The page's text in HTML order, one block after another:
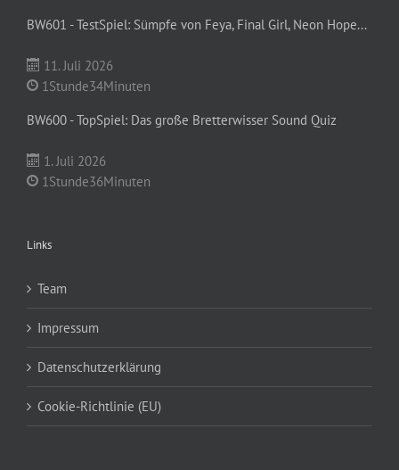
BW601 - TestSpiel: Sümpfe von Feya, Final Girl, Neon Hope...
11. Juli 2026
1Stunde34Minuten
BW600 - TopSpiel: Das große Bretterwisser Sound Quiz
1. Juli 2026
1Stunde36Minuten
Links
Team
Impressum
Datenschutzerklärung
Cookie-Richtlinie (EU)